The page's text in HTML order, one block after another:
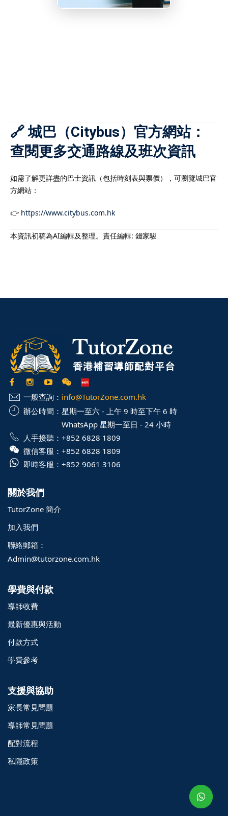
🔗 城巴（Citybus）官方網站：
查閱更多交通路線及班次資訊
如需了解更詳盡的巴士資訊（包括時刻表與票價），可瀏覽城巴官
方網站：
👉 https://www.citybus.com.hk
本資訊初稿為AI編輯及整理。責任編輯: 錢家駿
一般查詢： info@TutorZone.com.hk
辦公時間： 星期一至六 - 上午 9 時至下午 6 時
WhatsApp 星期一至日 - 24 小時
人手接聽： +852 6828 1809
微信客服： +852 6828 1809
即時客服： +852 9061 3106
關於我們
TutorZone 簡介
加入我們
聯絡郵箱：
Admin@tutorzone.com.hk
學費與付款
導師收費
最新優惠與活動
付款方式
學費參考
支援與協助
家長常見問題
導師常見問題
配對流程
私隱政策